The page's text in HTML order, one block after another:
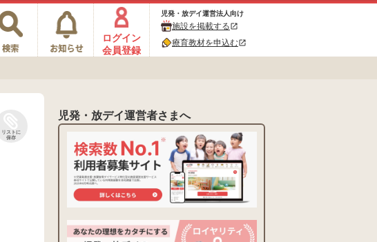
ログイン
会員登録
児発・放デイ運営法人向け
施設を掲載するopen_in_new
療育教材を申込むopen_in_new
リストに
保存
児発・放デイ運営者さまへ